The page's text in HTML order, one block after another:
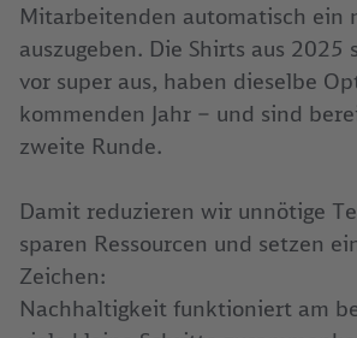
Mitarbeitenden automatisch ein
auszugeben. Die Shirts aus 2025
vor super aus, haben dieselbe
kommenden Jahr – und sind
zweite Runde.
Damit reduzieren wir unnötige
sparen Ressourcen und setzen
Zeichen:
Nachhaltigkeit funktioniert am